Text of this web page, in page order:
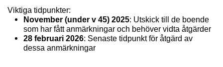
Viktiga tidpunkter:
November (under v 45) 2025: Utskick till de boende
som har fått anmärkningar och behöver vidta åtgärder
28 februari 2026: Senaste tidpunkt för åtgärd av
dessa anmärkningar